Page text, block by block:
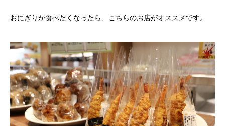
おにぎりが食べたくなったら、こちらのお店がオススメです。